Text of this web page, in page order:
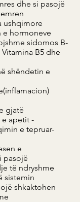
dhe si pasojë
ushqimore
e hormoneve
sidomos B-
B5 dhe
shëndetin e
gjatë
apetit -
e tepruar-
e
pasojë
të ndryshme
sistemin
shkaktohen